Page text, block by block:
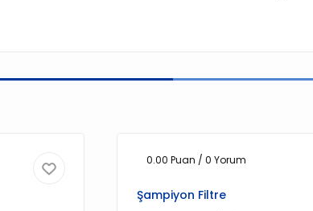
0.00 Puan / 0 Yorum
Şampiyon Filtre